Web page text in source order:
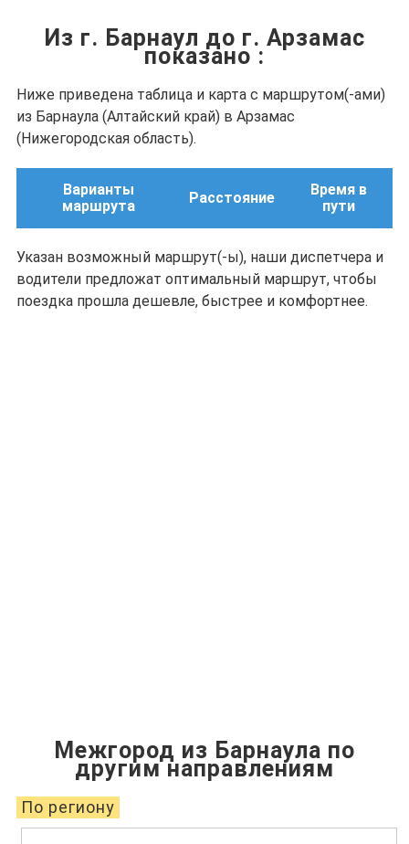
Из г. Барнаул до г. Арзамас
показано :
Ниже приведена таблица и карта с маршрутом(-ами)
из Барнаула (Алтайский край) в Арзамас
(Нижегородская область).
Варианты
маршрута
Расстояние
Время в
пути
Указан возможный маршрут(-ы), наши диспетчера и
водители предложат оптимальный маршрут, чтобы
поездка прошла дешевле, быстрее и комфортнее.
Межгород из Барнаула по
другим направлениям
По региону